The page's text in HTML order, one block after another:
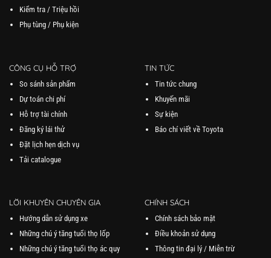
Kiểm tra / Triệu hồi
Phụ tùng / Phụ kiện
CÔNG CỤ HỖ TRỢ
So sánh sản phẩm
Dự toán chi phí
Hỗ trợ tài chính
Đăng ký lái thử
Đặt lịch hẹn dịch vụ
Tải catalogue
TIN TỨC
Tin tức chung
Khuyến mãi
Sự kiện
Báo chí viết về Toyota
LỜI KHUYÊN CHUYÊN GIA
Hướng dẫn sử dụng xe
Những chú ý tăng tuổi thọ lốp
Những chú ý tăng tuổi thọ ác quy
CHÍNH SÁCH
Chính sách bảo mật
Điều khoản sử dụng
Thông tin đại lý / Miễn trừ